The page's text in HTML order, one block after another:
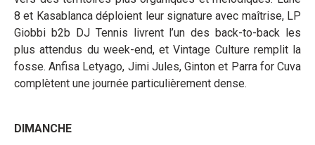
8 et Kasablanca déploient leur signature avec maîtrise, LP
Giobbi b2b DJ Tennis livrent l’un des back-to-back les
plus attendus du week-end, et Vintage Culture remplit la
fosse. Anfisa Letyago, Jimi Jules, Ginton et Parra for Cuva
complètent une journée particulièrement dense.
DIMANCHE